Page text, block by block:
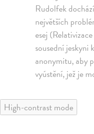
Rudolfek
největších
esej
sousední
anonymitu, aby
vyústění, jež je
High-contrast mode